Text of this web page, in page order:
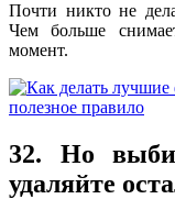
Почти никто не
Чем больше
момент.
32. Но
удаляйте